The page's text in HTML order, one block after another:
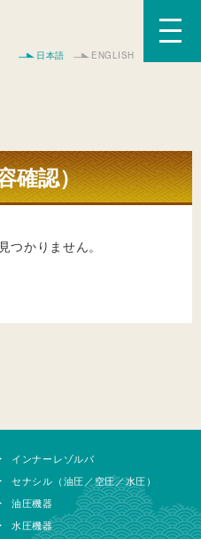
日本語 ENGLISH
確認）
つかりません。
インナーレゾルバ
セナシル（油圧／空圧／水圧）
油圧機器
水圧機器